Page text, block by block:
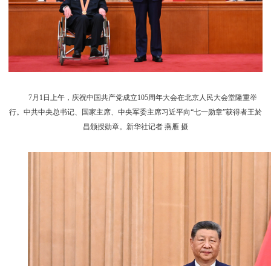
7月1日上午，庆祝中国共产党成立105周年大会在北京人民大会堂隆重举
行。中共中央总书记、国家主席、中央军委主席习近平向“七一勋章”获得者王於
昌颁授勋章。新华社记者 燕雁 摄